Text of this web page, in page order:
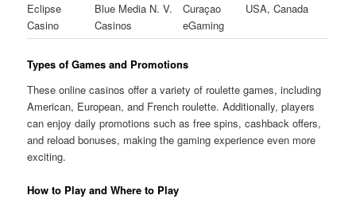
Eclipse
Casino
Blue Media N. V.
Casinos
Curaçao
eGaming
USA, Canada
Types of Games and Promotions
These online casinos offer a variety of roulette games, including
American, European, and French roulette. Additionally, players
can enjoy daily promotions such as free spins, cashback offers,
and reload bonuses, making the gaming experience even more
exciting.
How to Play and Where to Play